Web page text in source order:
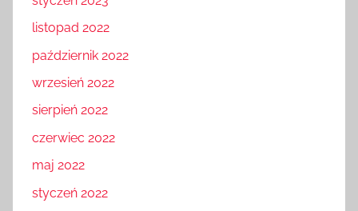
listopad 2022
październik 2022
wrzesień 2022
sierpień 2022
czerwiec 2022
maj 2022
styczeń 2022